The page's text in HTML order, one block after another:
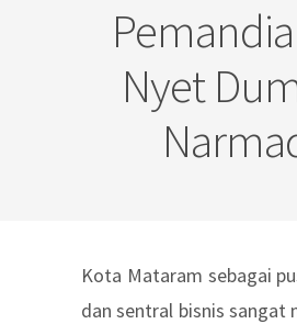
Nyet
Kota Mataram sebagai
dan sentral bisnis sangat